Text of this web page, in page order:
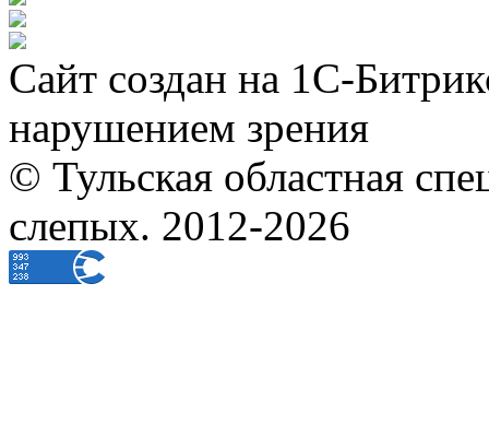
Сайт создан на 1С-
нарушением зрения
© Тульская областная
слепых. 2012-2026